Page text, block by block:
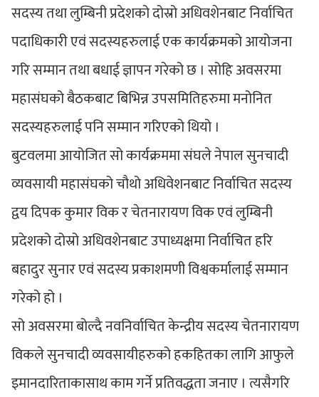
सदस्य तथा लुम्बिनी प्रदेशको दोस्रो अधिवशेनबाट निर्वाचित
पदाधिकारी एवं सदस्यहरुलाई एक कार्यक्रमको आयोजना
गरि सम्मान तथा बधाई ज्ञापन गरेको छ । सोहि अवसरमा
महासंघको बैठकबाट बिभिन्न उपसमितिहरुमा मनोनित
सदस्यहरुलाई पनि सम्मान गरिएको थियो ।
बुटवलमा आयोजित सो कार्यक्रममा संघले नेपाल सुनचादी
व्यवसायी महासंघको चौथो अधिवेशनबाट निर्वाचित सदस्य
द्वय दिपक कुमार विक र चेतनारायण विक एवं लुम्बिनी
प्रदेशको दोस्रो अधिवशेनबाट उपाध्यक्षमा निर्वाचित हरि
बहादुर सुनार एवं सदस्य प्रकाशमणी विश्वकर्मालाई सम्मान
गरेको हो ।
सो अवसरमा बोल्दै नवनिर्वाचित केन्द्रीय सदस्य चेतनारायण
विकले सुनचादी व्यवसायीहरुको हकहितका लागि आफुले
इमानदारिताकासाथ काम गर्ने प्रतिवद्धता जनाए । त्यसैगरि